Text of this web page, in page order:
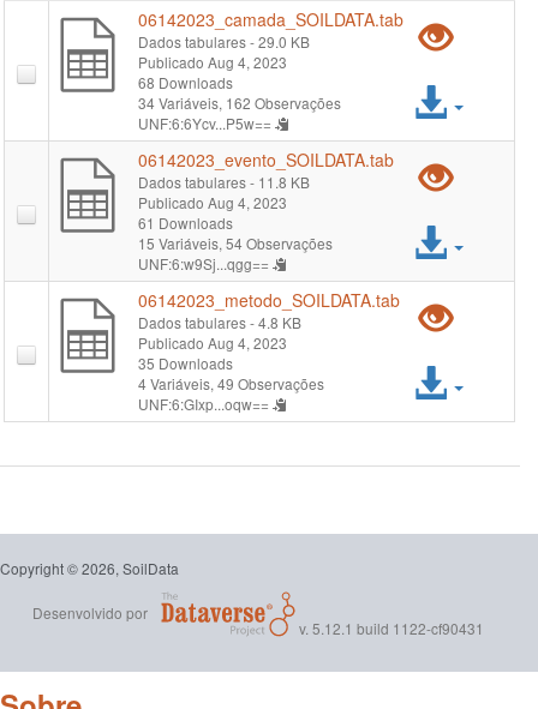
06142023_camada_SOILDATA.tab
Dados tabulares- 29.0 KB
Publicado Aug 4, 2023
68 Downloads
34 Variáveis, 162 Observações
UNF:6:6Ycv...P5w==
Pré-
06142023_evento_SOILDATA.tab
Dados tabulares- 11.8 KB
Publicado Aug 4, 2023
61 Downloads
15 Variáveis, 54 Observações
UNF:6:w9Sj...qgg==
Pré-
06142023_metodo_SOILDATA.tab
Dados tabulares- 4.8 KB
Publicado Aug 4, 2023
35 Downloads
4 Variáveis, 49 Observações
UNF:6:GIxp...oqw==
Pré-
Copyright © 2026, SoilData
Desenvolvido por
v. 5.12.1 build 1122-cf90431